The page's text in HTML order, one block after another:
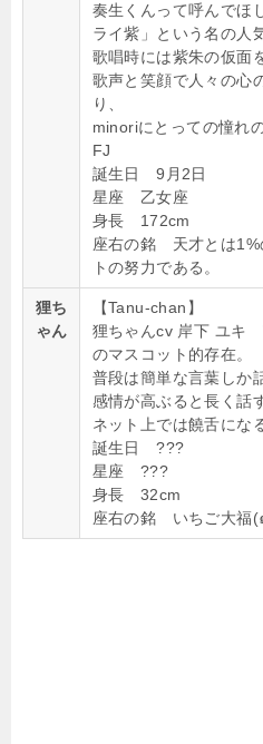
奏生くんって呼んでほ
ライ紫」という名の人
歌唱時には紫朱の仮面
歌声と笑顔で人々の心
り、
minoriにとっての憧れ
FJ
誕生日 9月2日
星座 乙女座
身長 172cm
座右の銘 天才とは1%
トの努力である。
狸ち
ゃん
【Tanu-chan】
狸ちゃんcv 岸下 ユキ
のマスコット的存在。
普段は簡単な言葉しか
感情が高ぶると長く話
ネット上では饒舌に
誕生日 ???
星座 ???
身長 32cm
座右の銘 いちご大福